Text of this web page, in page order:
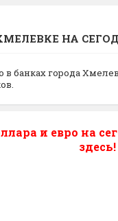
НА
банках города
и евро на
здесь!